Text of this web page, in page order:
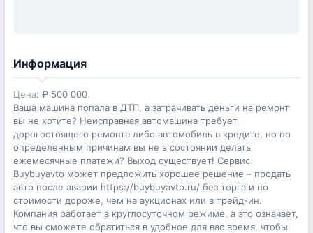
Информация
Цена: ₽ 500 000
Ваша машина попала в ДТП, а затрачивать деньги на ремонт
вы не хотите? Неисправная автомашина требует
дорогостоящего ремонта либо автомобиль в кредите, но по
определенным причинам вы не в состоянии делать
ежемесячные платежи? Выход существует! Сервис
Buybuyavto может предложить хорошее решение – продать
авто после аварии https://buybuyavto.ru/ без торга и по
стоимости дороже, чем на аукционах или в трейд-ин.
Компания работает в круглосуточном режиме, а это означает,
что вы сможете обратиться в удобное для вас время, чтобы